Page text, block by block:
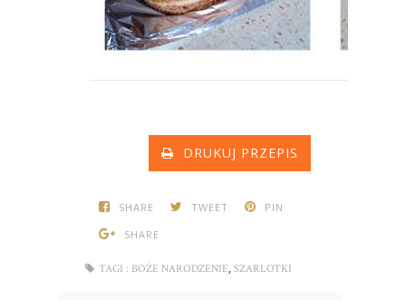
DRUKUJ PRZEPIS
SHARE TWEET
PIN
SHARE
TAGI : BOŻE NARODZENIE, SZARLOTKI